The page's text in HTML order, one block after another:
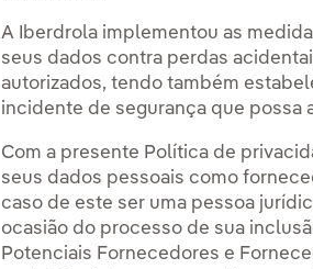
A Iberdrola implementou as
seus dados contra perdas
autorizados, tendo também
incidente de segurança que possa
Com a presente Política de
seus dados pessoais como
caso de este ser uma pessoa
ocasião do processo de sua
Potenciais Fornecedores e